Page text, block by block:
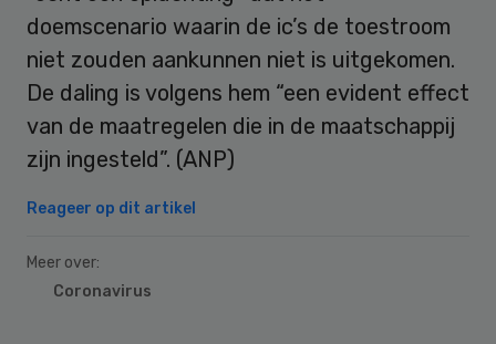
doemscenario waarin de ic’s de toestroom
niet zouden aankunnen niet is uitgekomen.
De daling is volgens hem “een evident effect
van de maatregelen die in de maatschappij
zijn ingesteld”. (ANP)
Reageer op dit artikel
Meer over:
Coronavirus